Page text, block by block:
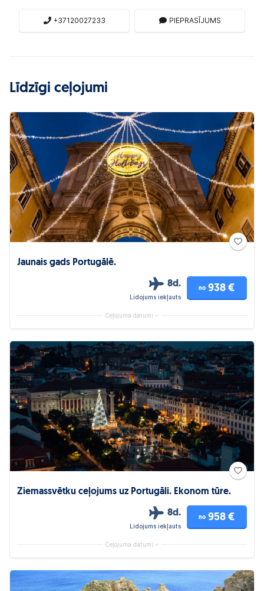
+37120027233 PIEPRASĪJUMS
Līdzīgi ceļojumi
Jaunais gads Portugālē.
8d.
Lidojums iekļauts
no 938 €
Ceļojuma datumi
Ziemassvētku ceļojums uz Portugāli. Ekonom tūre.
8d.
Lidojums iekļauts
no 958 €
Ceļojuma datumi